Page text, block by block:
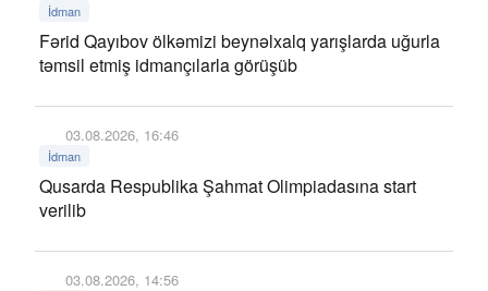
İdman
Fərid Qayıbov ölkəmizi beynəlxalq yarışlarda uğurla
təmsil etmiş idmançılarla görüşüb
03.08.2026, 16:46
İdman
Qusarda Respublika Şahmat Olimpiadasına start
verilib
03.08.2026, 14:56